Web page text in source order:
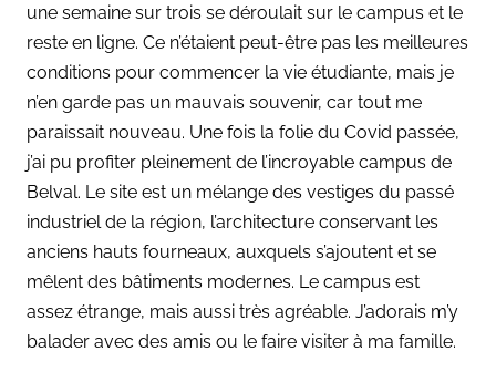
une semaine sur trois se déroulait sur le campus et le
reste en ligne. Ce n’étaient peut-être pas les meilleures
conditions pour commencer la vie étudiante, mais je
n’en garde pas un mauvais souvenir, car tout me
paraissait nouveau. Une fois la folie du Covid passée,
j’ai pu profiter pleinement de l’incroyable campus de
Belval. Le site est un mélange des vestiges du passé
industriel de la région, l’architecture conservant les
anciens hauts fourneaux, auxquels s’ajoutent et se
mêlent des bâtiments modernes. Le campus est
assez étrange, mais aussi très agréable. J’adorais m’y
balader avec des amis ou le faire visiter à ma famille.